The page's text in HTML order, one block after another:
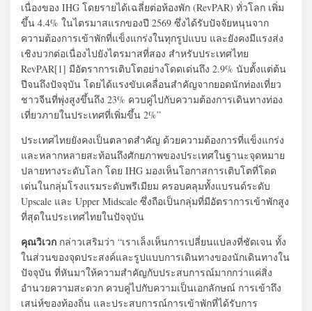
เนื่องของ IHG โดยรายได้เฉลี่ยต่อห้องพัก (RevPAR) ทั่วโลก เพิ่ม
ขึ้น 4.4% ในไตรมาสแรกของปี 2569 ซึ่งได้รับปัจจัยหนุนจาก
ความต้องการเข้าพักที่แข็งแกร่งในทุกรูปแบบ และยังคงมีแรงส่ง
เชิงบวกต่อเนื่องไปยังไตรมาสที่สอง สำหรับประเทศไทย
RevPAR[1] มีอัตราการเติบโตอย่างโดดเด่นถึง 2.9% นับตั้งแต่ต้น
ปีจนถึงปัจจุบัน โดยได้แรงขับเคลื่อนสำคัญจากยอดนักท่องเที่ยว
ชาวจีนที่พุ่งสูงขึ้นถึง 23% ควบคู่ไปกับความต้องการเดินทางท่อง
เที่ยวภายในประเทศที่เพิ่มขึ้น 2%”
ประเทศไทยยังคงเป็นตลาดสำคัญ ด้วยความต้องการที่แข็งแกร่ง
และหลากหลายสะท้อนถึงศักยภาพของประเทศในฐานะจุดหมาย
ปลายทางระดับโลก โดย IHG มองเห็นโอกาสการเติบโตที่โดด
เด่นในกลุ่มโรงแรมระดับพรีเมียม ครอบคลุมทั้งแบรนด์ระดับ
Upscale และ Upper Midscale ซึ่งถือเป็นกลุ่มที่มีอัตราการเข้าพักสูง
ที่สุดในประเทศไทยในปัจจุบัน
คุณวิเวก กล่าวเสริมว่า “เราเล็งเห็นการเปลี่ยนแปลงที่ชัดเจน ทั้ง
ในส่วนของจุดประสงค์และรูปแบบการเดินทางของนักเดินทางใน
ปัจจุบัน ที่หันมาให้ความสำคัญกับประสบการณ์มากกว่าแค่สิ่ง
อำนวยความสะดวก ควบคู่ไปกับความเป็นเอกลักษณ์ การเข้าถึง
เสน่ห์ของท้องถิ่น และประสบการณ์การเข้าพักที่ได้รับการ